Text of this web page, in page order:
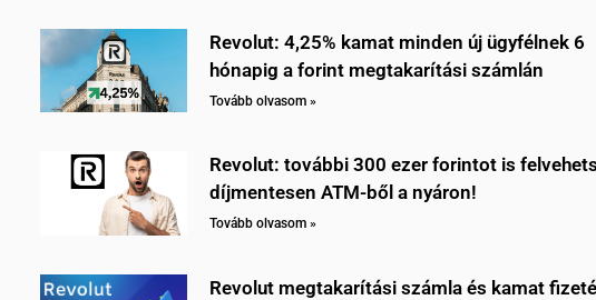
Revolut: 4,25% kamat minden új ügyfélnek 6
hónapig a forint megtakarítási számlán
Tovább olvasom »
Revolut: további 300 ezer forintot is
díjmentesen ATM-ből a nyáron!
Tovább olvasom »
Revolut megtakarítási számla és kamat